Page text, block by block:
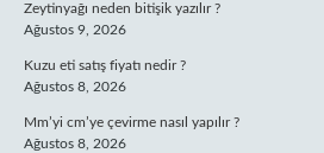
Zeytinyağı neden bitişik yazılır ?
Ağustos 9, 2026
Kuzu eti satış fiyatı nedir ?
Ağustos 8, 2026
Mm’yi cm’ye çevirme nasıl yapılır ?
Ağustos 8, 2026